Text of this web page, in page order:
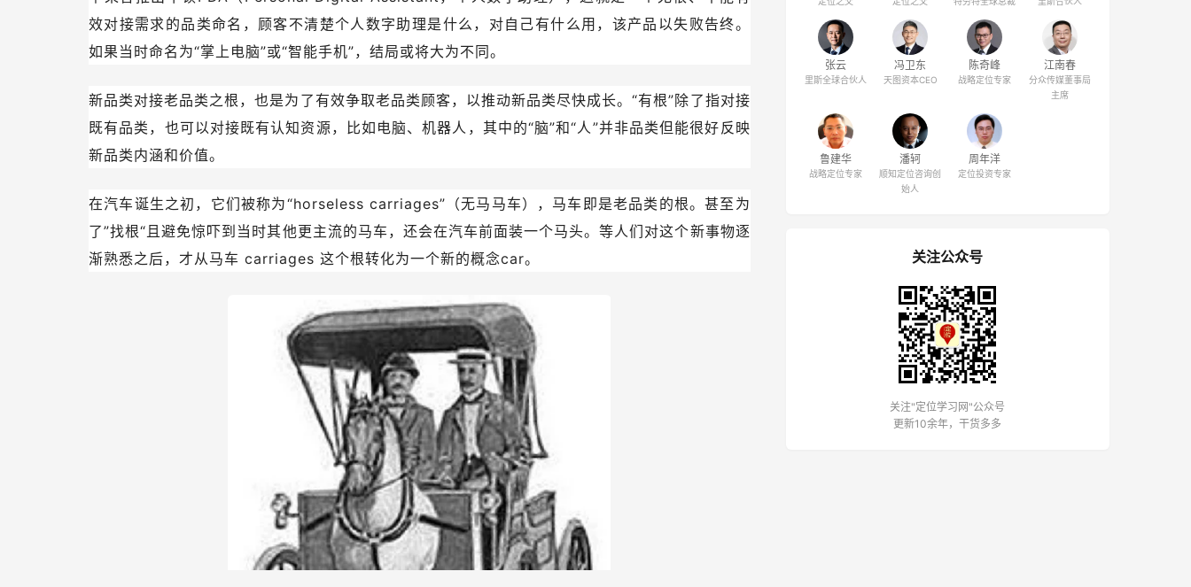
效对接需求的品类命名，顾客不清楚个人数字助理是什么，对自己有什么用，该产品以失败告终。
如果当时命名为“掌上电脑”或“智能手机”，结局或将大为不同。
新品类对接老品类之根，也是为了有效争取老品类顾客，以推动新品类尽快成长。“有根”除了指对接
既有品类，也可以对接既有认知资源，比如电脑、机器人，其中的“脑”和“人”并非品类但能很好反映
新品类内涵和价值。
在汽车诞生之初，它们被称为“horseless carriages”（无马马车），马车即是老品类的根。甚至为
了”找根“且避免惊吓到当时其他更主流的马车，还会在汽车前面装一个马头。等人们对这个新事物逐
渐熟悉之后，才从马车 carriages 这个根转化为一个新的概念car。
张云
里斯全球合伙人
冯卫东
天图资本CEO
陈奇峰
战略定位专家
江南春
分众传媒董事局
主席
鲁建华
战略定位专家
潘轲
顺知定位咨询创
始人
周年洋
定位投资专家
关注公众号
关注"定位学习网"公众号
更新10余年，干货多多